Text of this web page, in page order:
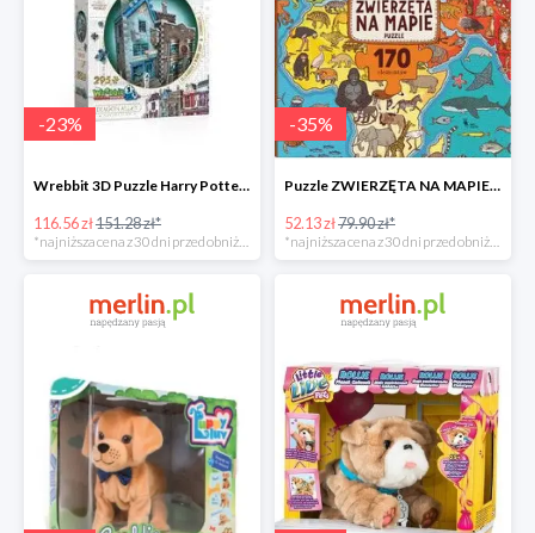
-23%
Wrebbit 3D Puzzle Harry Potter Ollivander's Wand Shop -23%
116.56 zł151.28 zł*
*najniższa cena z 30 dni przed obniżką
-35%
Puzzle ZWIERZĘTA NA MAPIE -35%
52.13 zł79.90 zł*
*najniższa cena z 30 dni przed obniżką